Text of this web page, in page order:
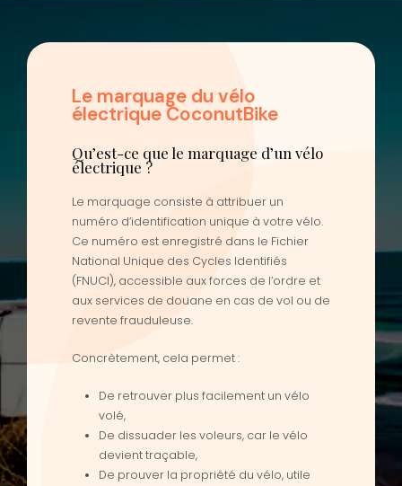
Le marquage du vélo
électrique CoconutBike
Qu’est-ce que le marquage d’un vélo
électrique ?
Le marquage consiste à attribuer un
numéro d’identification unique à votre vélo.
Ce numéro est enregistré dans le Fichier
National Unique des Cycles Identifiés
(FNUCI), accessible aux forces de l’ordre et
aux services de douane en cas de vol ou de
revente frauduleuse.
Concrètement, cela permet :
De retrouver plus facilement un vélo
volé,
De dissuader les voleurs, car le vélo
devient traçable,
De prouver la propriété du vélo, utile